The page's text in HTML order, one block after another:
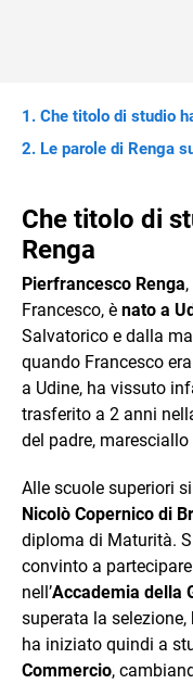
Che titolo di studio
Le parole di Renga
Che titolo di
Renga
Pierfrancesco Renga
Francesco, è nato a
Salvatorico e dalla
quando Francesco
a Udine, ha vissuto
trasferito a 2 anni
del padre,
Alle scuole superiori
Nicolò Copernico di
diploma di Maturità.
convinto a
nell’Accademia della
superata la
ha iniziato quindi a
Commercio,